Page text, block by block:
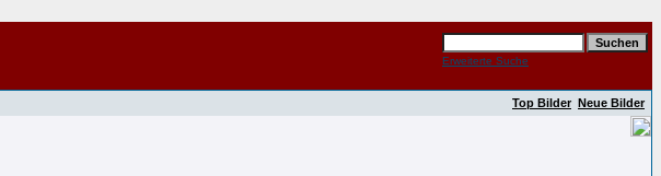
Erweiterte Suche
Top Bilder Neue Bilder